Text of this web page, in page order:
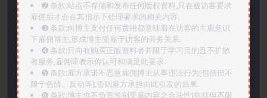
➋️ 条款:站点不存储和发布任何版权资料,只在被访客要求
雇佣后才会在其指示下处理要求的相关内容.
➌️ 条款:向博主支付任何费用都意味着在访客的主观意识
下雇佣博主,形成博主受雇于访客的劳务关系.
➍️ 条款:只向有购买正版资料者并限于学习目的且不扩散
者服务,雇佣即表示你认可和满足此要求.
➎ 条款:雇方承诺不恶意雇佣博主从事违法行为[包括但不
限于色情、反动等],否则雇方承担由此引发的后果.
➏️ 条款:博主也不负责鉴别受雇内容之合法性[包括但不限